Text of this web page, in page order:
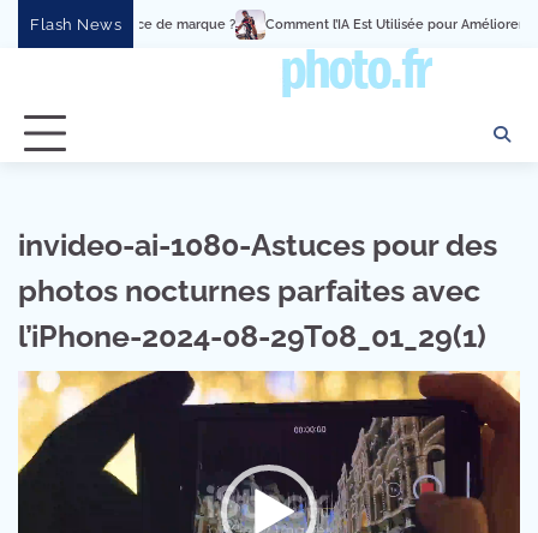
Flash News
en expérience de marque ? Comment l’IA Est Utilisée pour Améliorer
invideo-ai-1080-Astuces pour des
photos nocturnes parfaites avec
l’iPhone-2024-08-29T08_01_29(1)
Lecteur
vidéo